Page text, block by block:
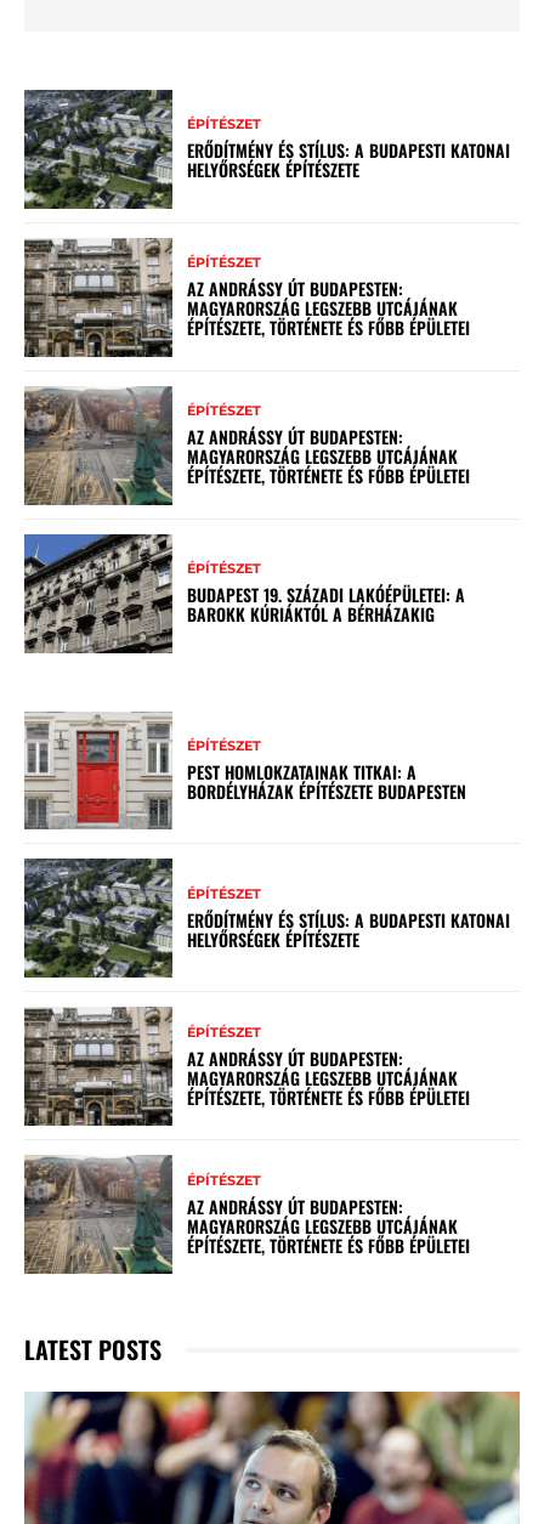
ÉPÍTÉSZET
ERŐDÍTMÉNY ÉS STÍLUS: A BUDAPESTI KATONAI
HELYŐRSÉGEK ÉPÍTÉSZETE
ÉPÍTÉSZET
AZ ANDRÁSSY ÚT BUDAPESTEN:
MAGYARORSZÁG LEGSZEBB UTCÁJÁNAK
ÉPÍTÉSZETE, TÖRTÉNETE ÉS FŐBB ÉPÜLETEI
ÉPÍTÉSZET
AZ ANDRÁSSY ÚT BUDAPESTEN:
MAGYARORSZÁG LEGSZEBB UTCÁJÁNAK
ÉPÍTÉSZETE, TÖRTÉNETE ÉS FŐBB ÉPÜLETEI
ÉPÍTÉSZET
BUDAPEST 19. SZÁZADI LAKÓÉPÜLETEI: A
BAROKK KÚRIÁKTÓL A BÉRHÁZAKIG
ÉPÍTÉSZET
PEST HOMLOKZATAINAK TITKAI: A
BORDÉLYHÁZAK ÉPÍTÉSZETE BUDAPESTEN
ÉPÍTÉSZET
ERŐDÍTMÉNY ÉS STÍLUS: A BUDAPESTI KATONAI
HELYŐRSÉGEK ÉPÍTÉSZETE
ÉPÍTÉSZET
AZ ANDRÁSSY ÚT BUDAPESTEN:
MAGYARORSZÁG LEGSZEBB UTCÁJÁNAK
ÉPÍTÉSZETE, TÖRTÉNETE ÉS FŐBB ÉPÜLETEI
ÉPÍTÉSZET
AZ ANDRÁSSY ÚT BUDAPESTEN:
MAGYARORSZÁG LEGSZEBB UTCÁJÁNAK
ÉPÍTÉSZETE, TÖRTÉNETE ÉS FŐBB ÉPÜLETEI
LATEST POSTS